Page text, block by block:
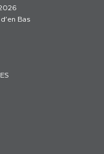
Bas